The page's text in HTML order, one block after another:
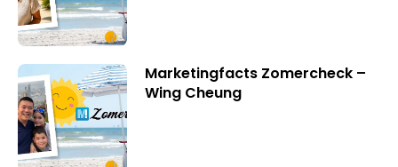
Marketingfacts Zomercheck –
Wing Cheung